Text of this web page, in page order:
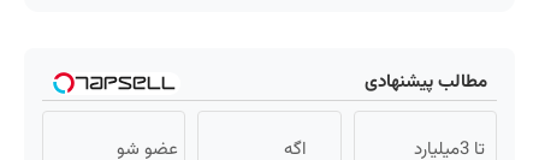
مطالب پیشنهادی
تا 3میلیارد
اگه
عضو شو